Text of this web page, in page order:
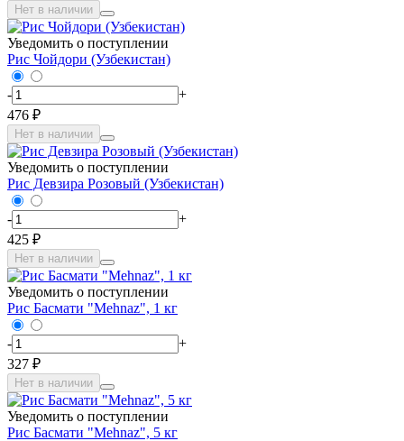
Нет в наличии
Уведомить о поступлении
Рис Чойдори (Узбекистан)
-
+
476 ₽
Нет в наличии
Уведомить о поступлении
Рис Девзира Розовый (Узбекистан)
-
+
425 ₽
Нет в наличии
Уведомить о поступлении
Рис Басмати "Mehnaz", 1 кг
-
+
327 ₽
Нет в наличии
Уведомить о поступлении
Рис Басмати "Mehnaz", 5 кг